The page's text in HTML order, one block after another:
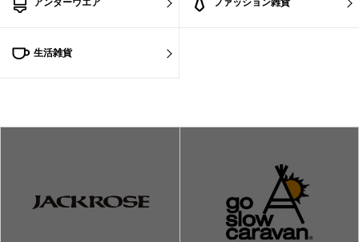
生活雑貨